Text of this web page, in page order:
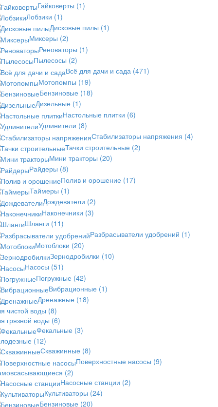
Гайковерты (1)
Лобзики (1)
Дисковые пилы (1)
Миксеры (2)
Реноваторы (1)
Пылесосы (2)
Всё для дачи и сада (471)
Мотопомпы (19)
Бензиновые (18)
Дизельные (1)
Настольные плитки (6)
Удлинители (8)
Стабилизаторы напряжения (4)
Тачки строительные (2)
Мини тракторы (20)
Райдеры (8)
Полив и орошение (17)
Таймеры (1)
Дождеватели (2)
Наконечники (3)
Шланги (11)
Разбрасыватели удобрений (1)
Мотоблоки (20)
Зернодробилки (10)
Насосы (51)
Погружные (42)
Вибрационные (1)
Дренажные (18)
чистой воды (8)
грязной воды (6)
Фекальные (3)
(12)
Скважинные (8)
Поверхностные насосы (9)
(2)
Насосные станции (2)
Культиваторы (24)
Бензиновые (20)